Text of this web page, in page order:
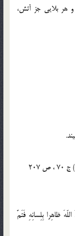
هر بلايى جز آتش،
ظاهِرا بِلِسانِهِ فَتَمَّ